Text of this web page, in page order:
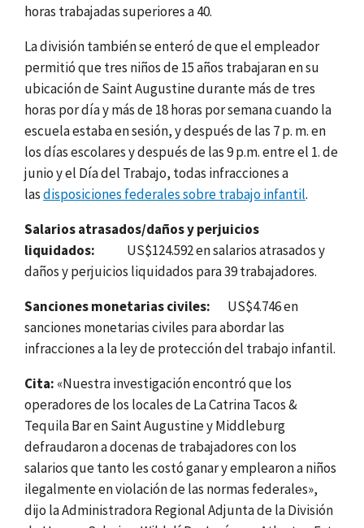
horas trabajadas superiores a 40.
La división también se enteró de que el empleador
permitió que tres niños de 15 años trabajaran en su
ubicación de Saint Augustine durante más de tres
horas por día y más de 18 horas por semana cuando la
escuela estaba en sesión, y después de las 7 p. m. en
los días escolares y después de las 9 p.m. entre el 1. de
junio y el Día del Trabajo, todas infracciones a
lasdisposiciones federales sobre trabajo infantil.
Salarios atrasados/daños y perjuicios
liquidados:
US$124.592 en salarios atrasados y
daños y perjuicios liquidados para 39 trabajadores.
Sanciones monetarias civiles: US$4.746 en
sanciones monetarias civiles para abordar las
infracciones a la ley de protección del trabajo infantil.
Cita: «Nuestra investigación encontró que los
operadores de los locales de La Catrina Tacos &
Tequila Bar en Saint Augustine y Middleburg
defraudaron a docenas de trabajadores con los
salarios que tanto les costó ganar y emplearon a niños
ilegalmente en violación de las normas federales»,
dijo la Administradora Regional Adjunta de la División